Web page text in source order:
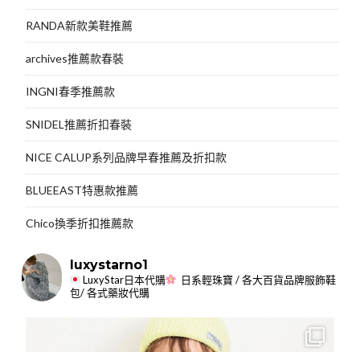
RANDA新款美鞋推薦
archives推薦款春裝
INGNI春季推薦款
SNIDEL推薦折扣春裝
NICE CALUP系列品牌早春推薦及折扣款
BLUEEAST特惠款推薦
Chico換季折扣推薦款
luxystarno1
LuxyStar日本代購
日系輕珠寶 / 各大百貨品牌服飾鞋
包/ 各式藥妝代購